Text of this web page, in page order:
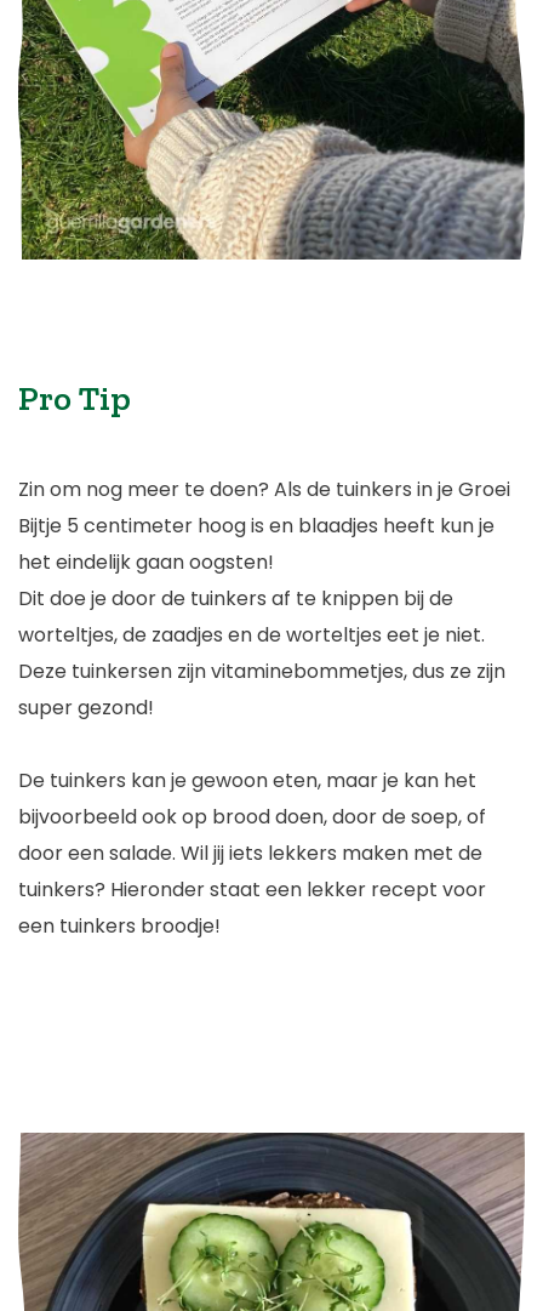
Pro Tip
Zin om nog meer te doen? Als de tuinkers in je Groei
Bijtje 5 centimeter hoog is en blaadjes heeft kun je
het eindelijk gaan oogsten!
Dit doe je door de tuinkers af te knippen bij de
worteltjes, de zaadjes en de worteltjes eet je niet.
Deze tuinkersen zijn vitaminebommetjes, dus ze zijn
super gezond!
De tuinkers kan je gewoon eten, maar je kan het
bijvoorbeeld ook op brood doen, door de soep, of
door een salade. Wil jij iets lekkers maken met de
tuinkers? Hieronder staat een lekker recept voor
een tuinkers broodje!